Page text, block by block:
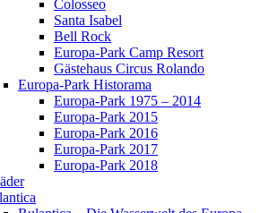
Colosseo
Santa Isabel
Bell Rock
Europa-Park Camp Resort
Gästehaus Circus Rolando
Europa-Park Historama
Europa-Park 1975 – 2014
Europa-Park 2015
Europa-Park 2016
Europa-Park 2017
Europa-Park 2018